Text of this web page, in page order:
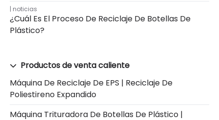
noticias
¿Cuál Es El Proceso De Reciclaje De Botellas De
Plástico?
Productos de venta caliente
Máquina De Reciclaje De EPS | Reciclaje De
Poliestireno Expandido
Máquina Trituradora De Botellas De Plástico |